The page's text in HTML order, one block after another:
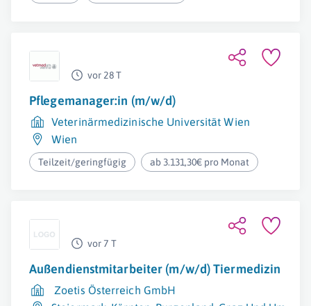
vor 28 T
Pflegemanager:in (m/w/d)
Veterinärmedizinische Universität Wien
Wien
Teilzeit/geringfügig ab 3.131,30€ pro Monat
vor 7 T
Außendienstmitarbeiter (m/w/d) Tiermedizin
Zoetis Österreich GmbH